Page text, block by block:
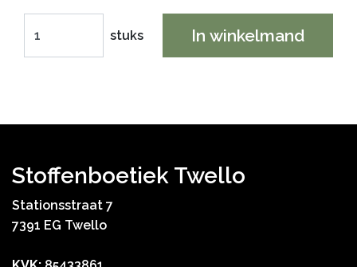
stuks In winkelmand
Stoffenboetiek Twello
Stationsstraat 7
7391 EG Twello